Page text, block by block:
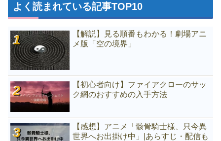
よく読まれている記事TOP10
【解説】見る順番もわかる！劇場アニ
メ版「空の境界」
【初心者向け】ファイアクローのサッ
ク網のおすすめの入手方法
【感想】アニメ「骸骨騎士様、只今異
世界へお出掛け中」|あらすじ・配信も